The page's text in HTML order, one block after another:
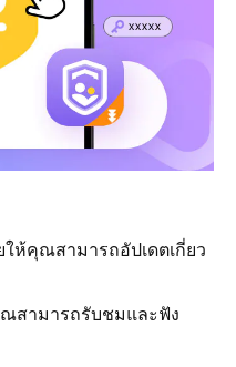
ห้คุณสามารถอัปเดตเกี่ยว
สามารถรับชมและฟัง